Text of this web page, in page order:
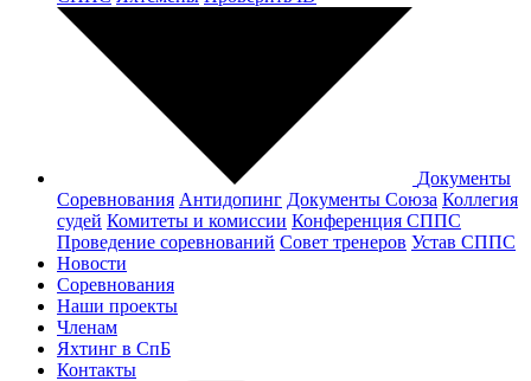
Документы
Соревнования Антидопинг Документы Cоюза Коллегия
судей Комитеты и комиссии Конференция СППС
Проведение соревнований Совет тренеров Устав СППС
Новости
Соревнования
Наши проекты
Членам
Яхтинг в СпБ
Контакты